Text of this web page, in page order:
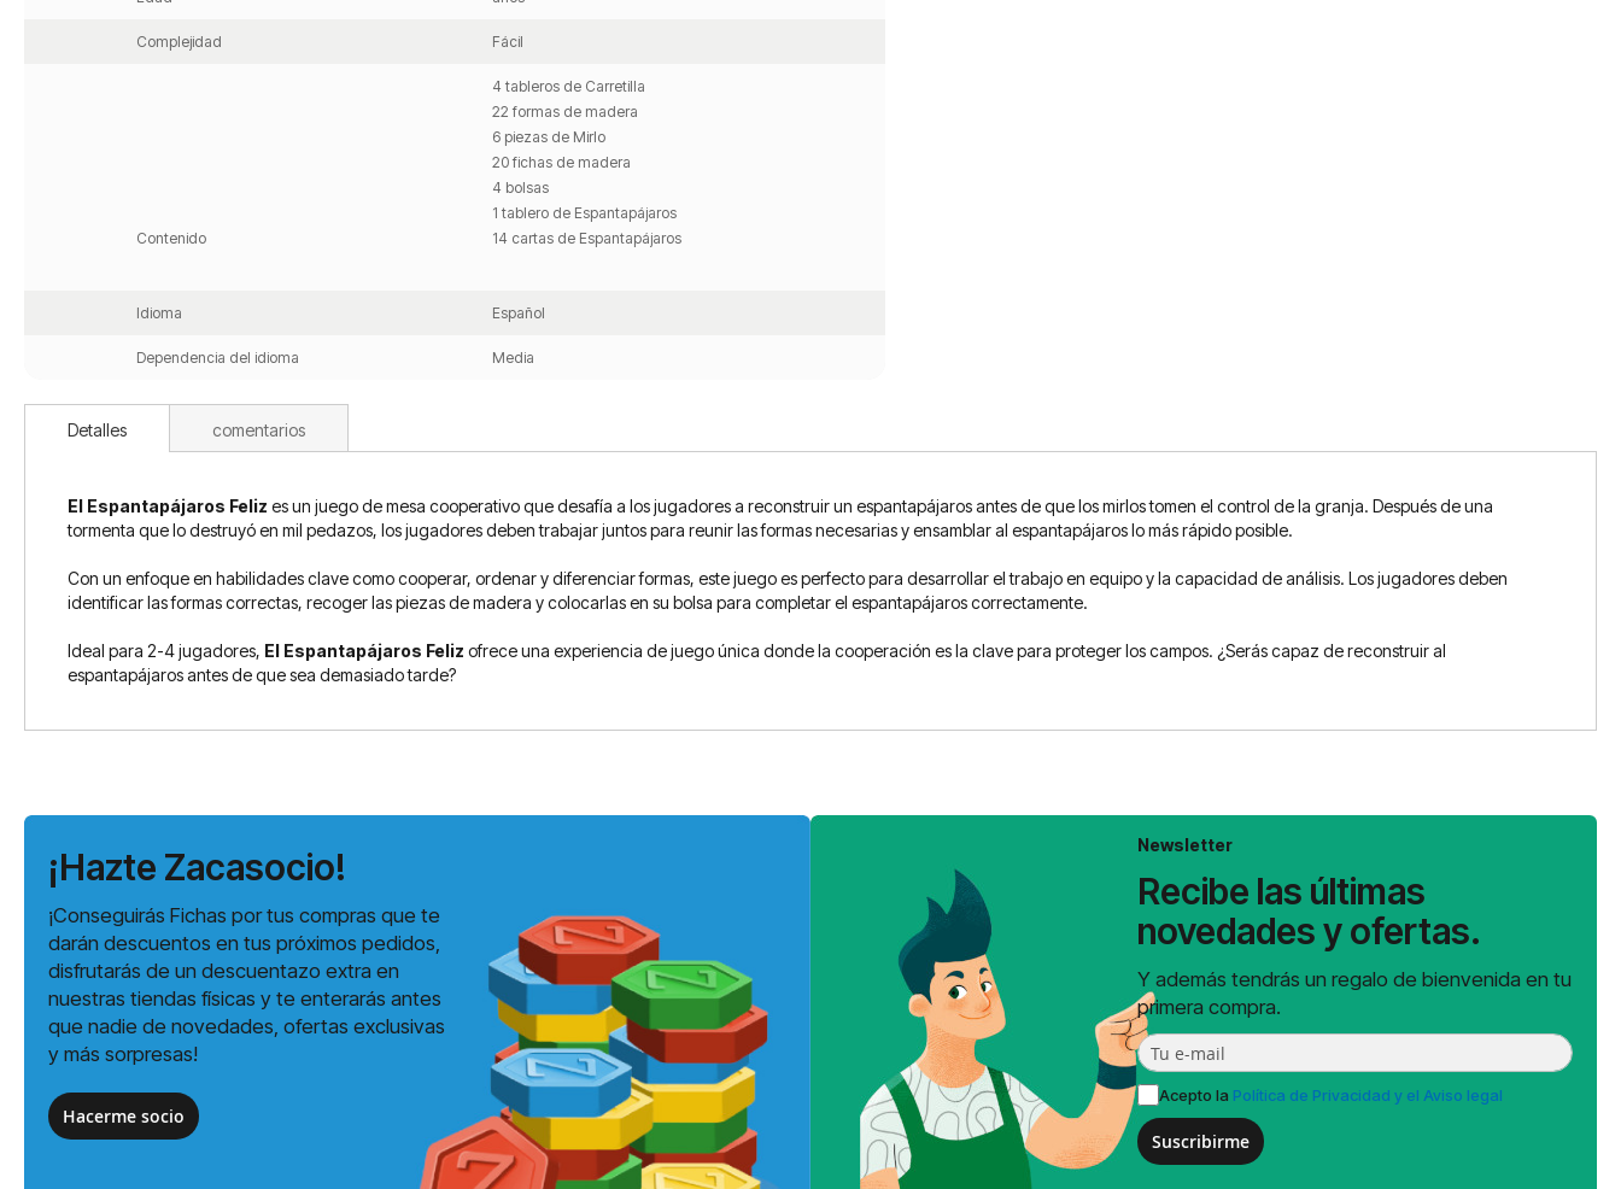
Complejidad Fácil
Contenido
4 tableros de Carretilla
22 formas de madera
6 piezas de Mirlo
20 fichas de madera
4 bolsas
1 tablero de Espantapájaros
14 cartas de Espantapájaros
Idioma Español
Dependencia del idioma Media
Detalles
El Espantapájaros Feliz es un juego de mesa cooperativo que desafía a los jugadores a reconstruir un espantapájaros antes de que los mirlos tomen el control de la granja. Después de una
tormenta que lo destruyó en mil pedazos, los jugadores deben trabajar juntos para reunir las formas necesarias y ensamblar al espantapájaros lo más rápido posible.
Con un enfoque en habilidades clave como cooperar, ordenar y diferenciar formas, este juego es perfecto para desarrollar el trabajo en equipo y la capacidad de análisis. Los jugadores deben
identificar las formas correctas, recoger las piezas de madera y colocarlas en su bolsa para completar el espantapájaros correctamente.
Ideal para 2-4 jugadores, El Espantapájaros Feliz ofrece una experiencia de juego única donde la cooperación es la clave para proteger los campos. ¿Serás capaz de reconstruir al
espantapájaros antes de que sea demasiado tarde?
comentarios
¡Hazte Zacasocio!
¡Conseguirás Fichas por tus compras que te
darán descuentos en tus próximos pedidos,
disfrutarás de un descuentazo extra en
nuestras tiendas físicas y te enterarás antes
que nadie de novedades, ofertas exclusivas
y más sorpresas!
Hacerme socio
Newsletter
Recibe las últimas
novedades y ofertas.
Y además tendrás un regalo de bienvenida en tu
primera compra.
Acepto la Política de Privacidad y el Aviso legal
Suscribirme